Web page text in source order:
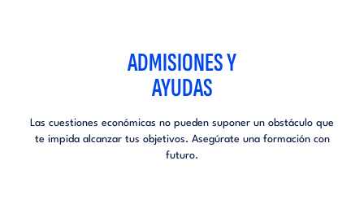
ADMISIONES Y
AYUDAS
Las cuestiones económicas no pueden suponer un obstáculo que
te impida alcanzar tus objetivos. Asegúrate una formación con
futuro.